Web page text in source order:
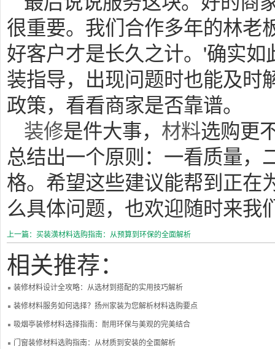
很重要。我们合作多年的林老
好客户才是长久之计。'确实
装指导，出现问题时也能及时
政策，看看商家是否靠谱。
装修是件大事， 材料选购更
总结出一个原则：一看质量，
格。希望这些建议能帮到正在
么具体问题，也欢迎随时来我
上一篇：买装潢材料选购指南：从预算到环保的全面解析
相关推荐：
装修材料设计全攻略：从选材到搭配的实用技巧解析
装修材料服务如何选择？扬州家装为您解析材料选购要点
吸烟亭装修材料选择指南：耐用环保与美观的完美结合
门窗装修材料选购指南：从材质到安装的全面解析